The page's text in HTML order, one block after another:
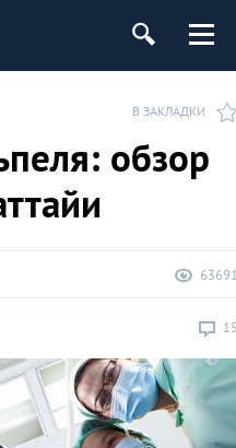
В ЗАКЛАДКИ
обзор